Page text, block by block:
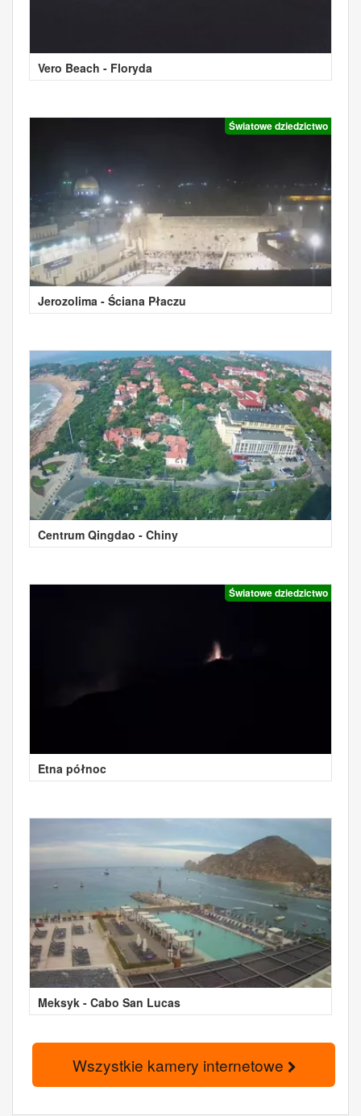
Vero Beach - Floryda
Światowe dziedzictwo
Jerozolima - Ściana Płaczu
Centrum Qingdao - Chiny
Światowe dziedzictwo
Etna północ
Meksyk - Cabo San Lucas
Wszystkie kamery internetowe